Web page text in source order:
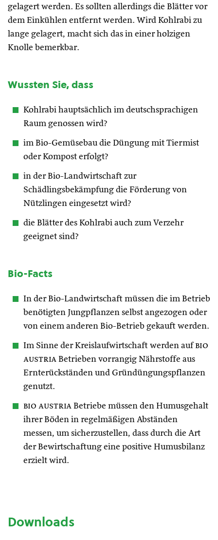
gelagert werden. Es sollten allerdings die Blätter vor
dem Einkühlen entfernt werden. Wird Kohlrabi zu
lange gelagert, macht sich das in einer holzigen
Knolle bemerkbar.
Wussten Sie, dass
Kohlrabi hauptsächlich im deutschsprachigen
Raum genossen wird?
im Bio-Gemüsebau die Düngung mit Tiermist
oder Kompost erfolgt?
in der Bio-Landwirtschaft zur
Schädlingsbekämpfung die Förderung von
Nützlingen eingesetzt wird?
die Blätter des Kohlrabi auch zum Verzehr
geeignet sind?
Bio-Facts
In der Bio-Landwirtschaft müssen die im Betrieb
benötigten Jungpflanzen selbst angezogen oder
von einem anderen Bio-Betrieb gekauft werden.
Im Sinne der Kreislaufwirtschaft werden aufbio
austria Betrieben vorrangig Nährstoffe aus
Ernterückständen und Gründüngungspflanzen
genutzt.
bio austria Betriebe müssen den Humusgehalt
ihrer Böden in regelmäßigen Abständen
messen, um sicherzustellen, dass durch die Art
der Bewirtschaftung eine positive Humusbilanz
erzielt wird.
Downloads